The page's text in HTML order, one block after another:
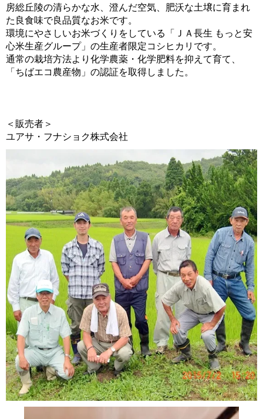
房総丘陵の清らかな水、澄んだ空気、肥沃な土壌に育まれ
た良食味で良品質なお米です。
環境にやさしいお米づくりをしている「ＪＡ長生 もっと安
心米生産グループ」の生産者限定コシヒカリです。
通常の栽培方法より化学農薬・化学肥料を抑えて育て、
「ちばエコ農産物」の認証を取得しました。
＜販売者＞
ユアサ・フナショク株式会社